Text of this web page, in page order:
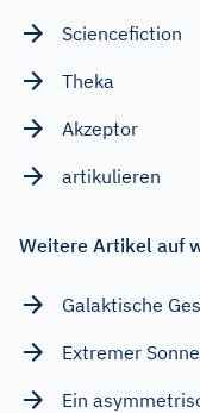
Sciencefiction
Theka
Akzeptor
artikulieren
Weitere Artikel auf
Galaktische
Extremer
Ein